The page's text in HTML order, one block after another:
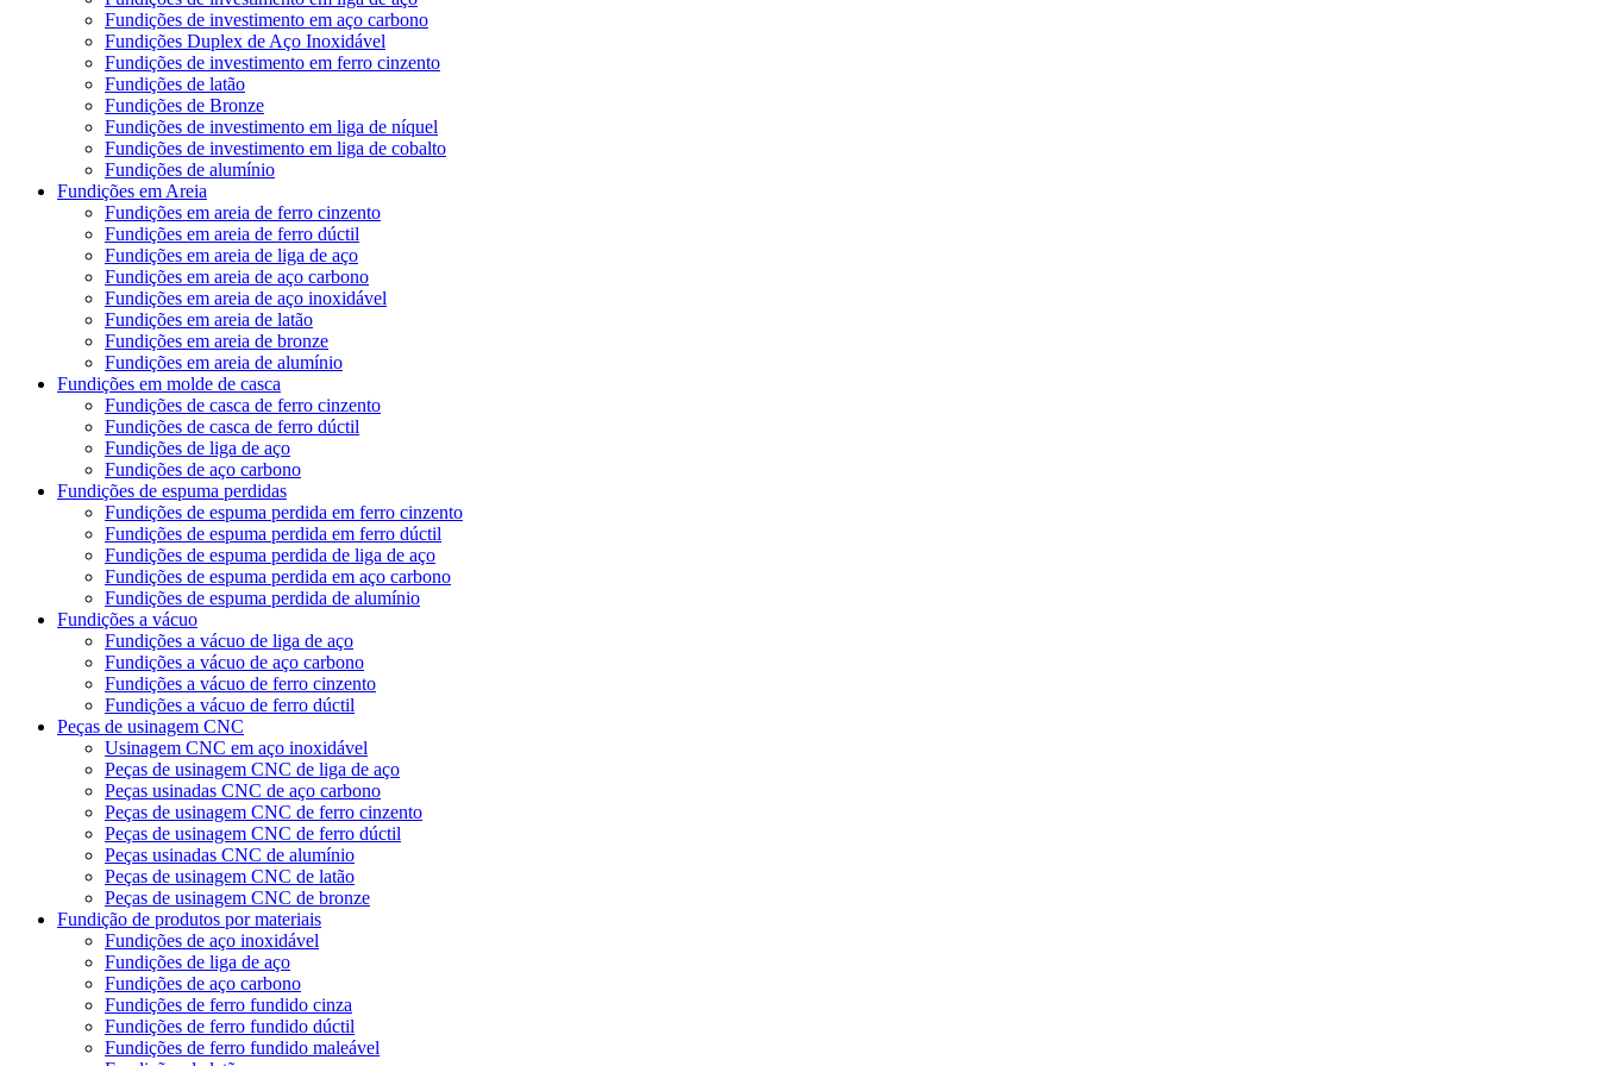
Fundições de investimento em aço carbono
Fundições Duplex de Aço Inoxidável
Fundições de investimento em ferro cinzento
Fundições de latão
Fundições de Bronze
Fundições de investimento em liga de níquel
Fundições de investimento em liga de cobalto
Fundições de alumínio
Fundições em Areia
Fundições em areia de ferro cinzento
Fundições em areia de ferro dúctil
Fundições em areia de liga de aço
Fundições em areia de aço carbono
Fundições em areia de aço inoxidável
Fundições em areia de latão
Fundições em areia de bronze
Fundições em areia de alumínio
Fundições em molde de casca
Fundições de casca de ferro cinzento
Fundições de casca de ferro dúctil
Fundições de liga de aço
Fundições de aço carbono
Fundições de espuma perdidas
Fundições de espuma perdida em ferro cinzento
Fundições de espuma perdida em ferro dúctil
Fundições de espuma perdida de liga de aço
Fundições de espuma perdida em aço carbono
Fundições de espuma perdida de alumínio
Fundições a vácuo
Fundições a vácuo de liga de aço
Fundições a vácuo de aço carbono
Fundições a vácuo de ferro cinzento
Fundições a vácuo de ferro dúctil
Peças de usinagem CNC
Usinagem CNC em aço inoxidável
Peças de usinagem CNC de liga de aço
Peças usinadas CNC de aço carbono
Peças de usinagem CNC de ferro cinzento
Peças de usinagem CNC de ferro dúctil
Peças usinadas CNC de alumínio
Peças de usinagem CNC de latão
Peças de usinagem CNC de bronze
Fundição de produtos por materiais
Fundições de aço inoxidável
Fundições de liga de aço
Fundições de aço carbono
Fundições de ferro fundido cinza
Fundições de ferro fundido dúctil
Fundições de ferro fundido maleável